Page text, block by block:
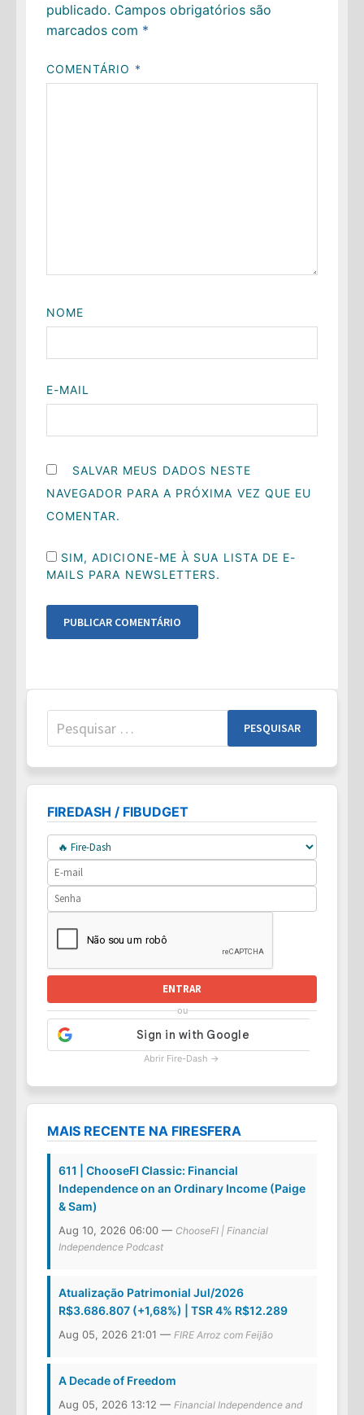
publicado. Campos obrigatórios são
marcados com *
COMENTÁRIO *
NOME
E-MAIL
SALVAR MEUS DADOS NESTE
NAVEGADOR PARA A PRÓXIMA VEZ QUE EU
COMENTAR.
SIM, ADICIONE-ME À SUA LISTA DE E-
MAILS PARA NEWSLETTERS.
Pesquisar
por:
FIREDASH / FIBUDGET
ENTRAR
ou
Abrir Fire-Dash →
MAIS RECENTE NA FIRESFERA
611 | ChooseFI Classic: Financial
Independence on an Ordinary Income (Paige
& Sam)
Aug 10, 2026 06:00 — ChooseFI | Financial
Independence Podcast
Atualização Patrimonial Jul/2026
R$3.686.807 (+1,68%) | TSR 4% R$12.289
Aug 05, 2026 21:01 — FIRE Arroz com Feijão
A Decade of Freedom
Aug 05, 2026 13:12 — Financial Independence and